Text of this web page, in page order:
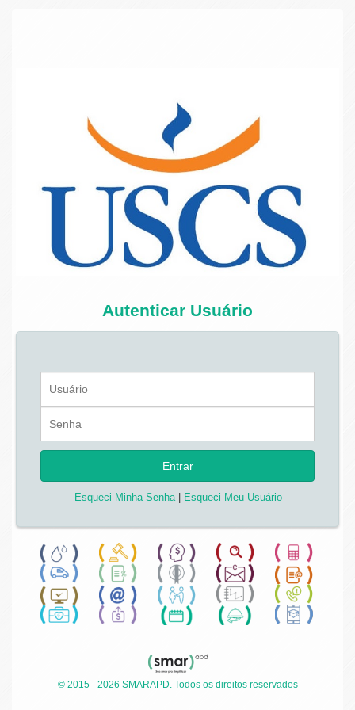
Autenticar Usuário
Entrar
Esqueci Minha Senha | Esqueci Meu Usuário
© 2015 - 2026 SMARAPD. Todos os direitos reservados